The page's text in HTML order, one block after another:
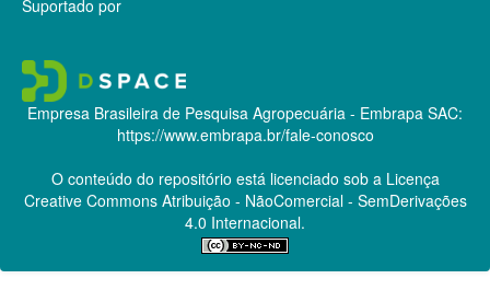
Suportado por
Empresa Brasileira de Pesquisa Agropecuária - Embrapa SAC:
https://www.embrapa.br/fale-conosco
O conteúdo do repositório está licenciado sob a Licença
Creative CommonsAtribuição - NãoComercial - SemDerivações
4.0 Internacional.